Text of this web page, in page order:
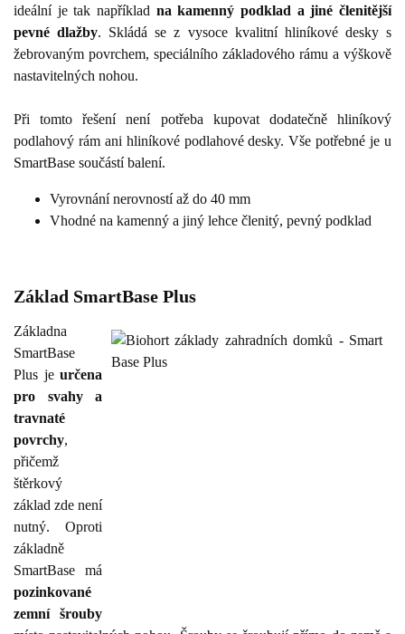
ideální je tak například na kamenný podklad a jiné členitější
pevné dlažby. Skládá se z vysoce kvalitní hliníkové desky s
žebrovaným povrchem, speciálního základového rámu a výškově
nastavitelných nohou.
Při tomto řešení není potřeba kupovat dodatečně hliníkový
podlahový rám ani hliníkové podlahové desky. Vše potřebné je u
SmartBase součástí balení.
Vyrovnání nerovností až do 40 mm
Vhodné na kamenný a jiný lehce členitý, pevný podklad
Základ SmartBase Plus
Základna
SmartBase
Plus je určena
pro svahy a
travnaté
povrchy,
přičemž
štěrkový
základ zde není
nutný. Oproti
základně
SmartBase má
pozinkované
zemní šrouby